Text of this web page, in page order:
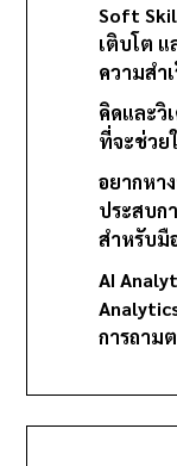
Soft
เติบโต
ความสำ
คิดและวิ
ที่จะช่วย
อยากหา
ประสบก
สำหรับมื
AI
การถาม